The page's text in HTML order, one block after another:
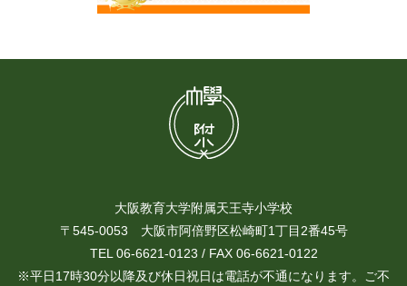
大阪教育大学附属天王寺小学校
〒545-0053 大阪市阿倍野区松崎町1丁目2番45号
TEL 06-6621-0123 / FAX 06-6621-0122
※平日17時30分以降及び休日祝日は電話が不通になります。ご不